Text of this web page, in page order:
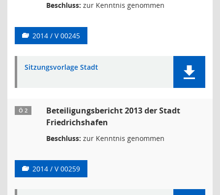
Beschluss: zur Kenntnis genommen
2014 / V 00245
Sitzungsvorlage Stadt
Ö 2
Beteiligungsbericht 2013 der Stadt
Friedrichshafen
Beschluss: zur Kenntnis genommen
2014 / V 00259